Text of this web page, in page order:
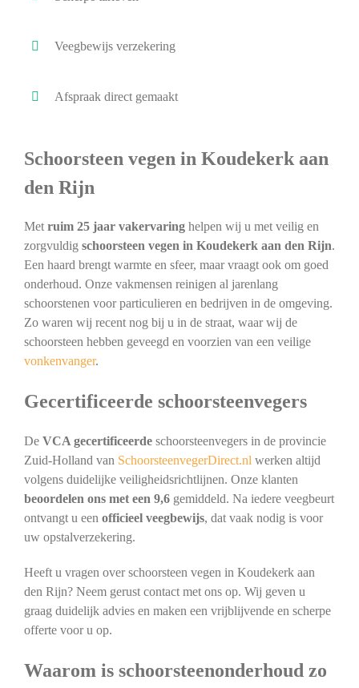
Veegbewijs verzekering
Afspraak direct gemaakt
Schoorsteen vegen in Koudekerk aan
den Rijn
Metruim 25 jaar vakervaringhelpen wij u met veilig en
zorgvuldig schoorsteen vegen in Koudekerk aan den Rijn.
Een haard brengt warmte en sfeer, maar vraagt ook om goed
onderhoud. Onze vakmensen reinigen al jarenlang
schoorstenen voor particulieren en bedrijven in de omgeving.
Zo waren wij recent nog bij u in de straat, waar wij de
schoorsteen hebben geveegd en voorzien van een veilige
vonkenvanger.
Gecertificeerde schoorsteenvegers
De VCA gecertificeerdeschoorsteenvegers in de provincie
Zuid-Holland van SchoorsteenvegerDirect.nl werken altijd
volgens duidelijke veiligheidsrichtlijnen. Onze klanten
beoordelen ons met een 9,6gemiddeld. Na iedere veegbeurt
ontvangt u een officieel veegbewijs, dat vaak nodig is voor
uw opstalverzekering.
Heeft u vragen over schoorsteen vegen in Koudekerk aan
den Rijn? Neem gerust contact met ons op. Wij geven u
graag duidelijk advies en maken een vrijblijvende en scherpe
offerte voor u op.
Waarom is schoorsteenonderhoud zo